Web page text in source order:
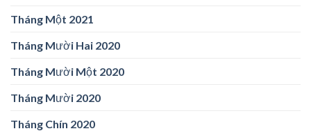
Tháng Một 2021
Tháng Mười Hai 2020
Tháng Mười Một 2020
Tháng Mười 2020
Tháng Chín 2020